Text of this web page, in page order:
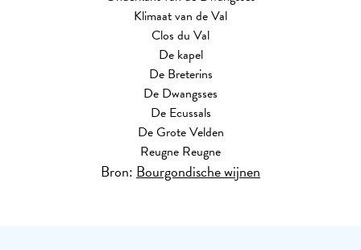
Klimaat van de Val
Clos du Val
De kapel
De Breterins
De Dwangsses
De Ecussals
De Grote Velden
Reugne Reugne
Bron: Bourgondische wijnen